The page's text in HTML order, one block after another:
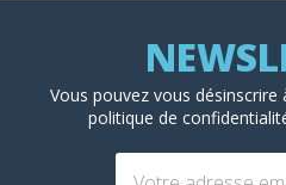
Vous pouvez vous
politique de